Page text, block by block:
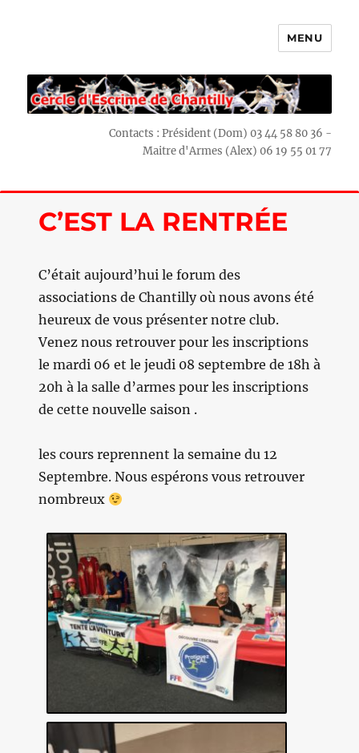
MENU
Contacts : Président (Dom) 03 44 58 80 36 -
Maitre d'Armes (Alex) 06 19 55 01 77
C’EST LA RENTRÉE
C’était aujourd’hui le forum des
associations de Chantilly où nous avons été
heureux de vous présenter notre club.
Venez nous retrouver pour les inscriptions
le mardi 06 et le jeudi 08 septembre de 18h à
20h à la salle d’armes pour les inscriptions
de cette nouvelle saison .
les cours reprennent la semaine du 12
Septembre. Nous espérons vous retrouver
nombreux